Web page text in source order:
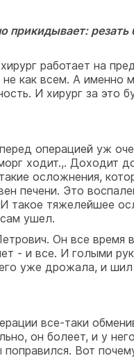
резать
работает на
как всем. А именно
И хирург за это
операцией уж
ходит.,. Доходит
осложнения,
печени. Это
такое тяжелейшее
ушел.
Он все время
- и все. И голыми
уже дрожала, и
все-таки
он болеет, и у
Вот